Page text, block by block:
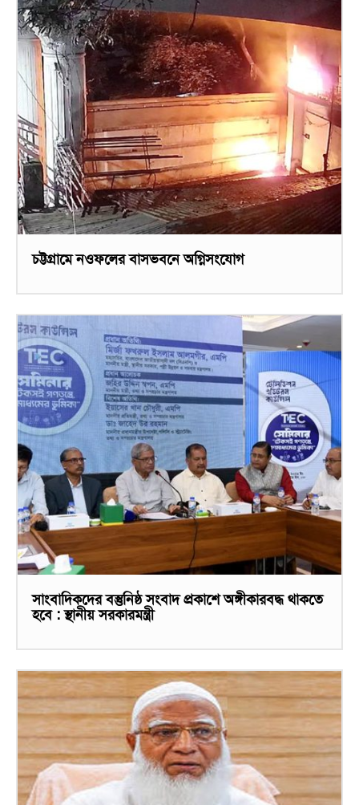
চট্টগ্রামে নওফলের বাসভবনে অগ্নিসংযোগ
সাংবাদিকদের বস্তুনিষ্ঠ সংবাদ প্রকাশে অঙ্গীকারবদ্ধ থাকতে
হবে : স্থানীয় সরকারমন্ত্রী